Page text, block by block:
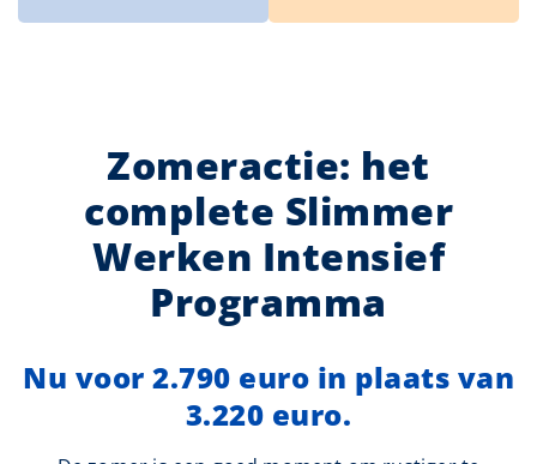
Zomeractie: het
complete Slimmer
Werken Intensief
Programma
Nu voor 2.790 euro in plaats van
3.220 euro.